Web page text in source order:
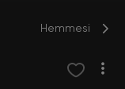
Hemmesi